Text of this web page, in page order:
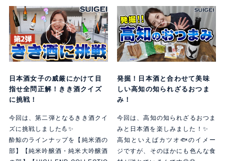
日本酒女子の威厳にかけて目
指せ全問正解！きき酒クイズ
に挑戦！
今回は、第二弾となるきき酒クイ
ズに挑戦しました💪✨
酔鯨のラインナップを【純米酒の
部】【純米吟醸酒・純米大吟醸酒
発掘！日本酒と合わせて美味
しい高知の知られざるおつま
み！
今回は、高知の知られざるおつま
みと日本酒を楽しみました！✨
高知といえばカツオ🐟のイメー
ジですが、そのほかにも色んな食